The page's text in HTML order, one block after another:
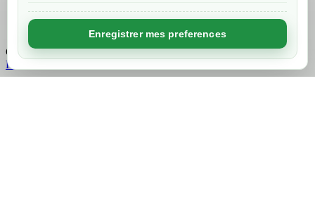
Enregistrer mes preferences
Created byNageoconcept
Chargement...
Retour en haut